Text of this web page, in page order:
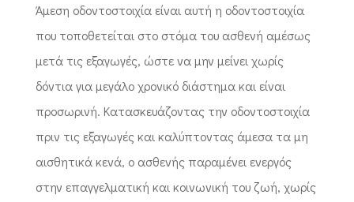
Άμεση οδοντοστοιχία είναι αυτή η οδοντοστοιχία
που τοποθετείται στο στόμα του ασθενή αμέσως
μετά τις εξαγωγές, ώστε να μην μείνει χωρίς
δόντια για μεγάλο χρονικό διάστημα και είναι
προσωρινή. Κατασκευάζοντας την οδοντοστοιχία
πριν τις εξαγωγές και καλύπτοντας άμεσα τα μη
αισθητικά κενά, ο ασθενής παραμένει ενεργός
στην επαγγελματική και κοινωνική του ζωή, χωρίς